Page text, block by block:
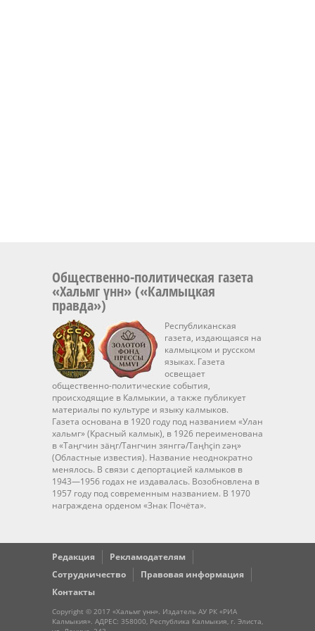
Общественно-политическая газета
«Хальмг үнн» («Калмыцкая
правда»)
Республиканская
газета, издающаяся на
калмыцком и русском
языках. Газета
освещает
общественно-политические события,
происходящие в Калмыкии, а также публикует
материалы по культуре и языку калмыков.
Газета основана в 1920 году под названием «Улан
хальмг» (Красный калмык), в 1926 переименована
в «Таңгчин зäңг/Тангчин зянггә/Taңhçin zәң»
(Областные известия). Название неоднократно
менялось. В связи с депортацией калмыков в
1943—1956 годах не издавалась. Возобновлена в
1957 году под современным названием. В 1970
награждена орденом «Знак Почёта».
Редакция
Рекламодателям
Сотрудничество
Правовая информация
Контакты
Copyright © 2017 «Хальмг үнн». Издатель АУ РК «РИА
Калмыкия». АДРЕС: 358000, Республика Калмыкия, г. Элиста,